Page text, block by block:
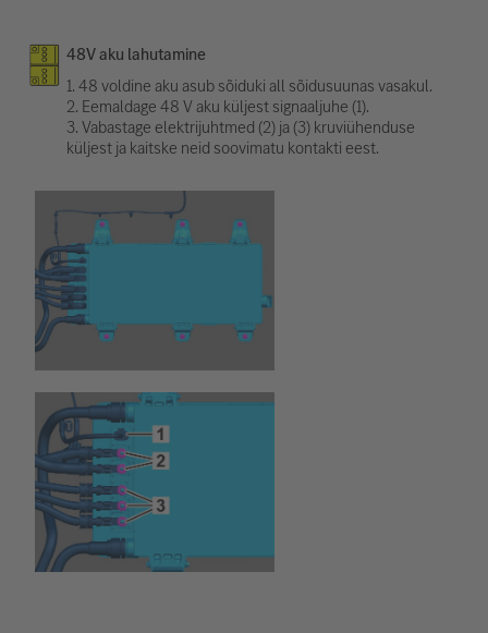
48V aku lahutamine
1. 48 voldine aku asub sõiduki all sõidusuunas vasakul.
2. Eemaldage 48 V aku küljest signaaljuhe (1).
3. Vabastage elektrijuhtmed (2) ja (3) kruviühenduse
küljest ja kaitske neid soovimatu kontakti eest.